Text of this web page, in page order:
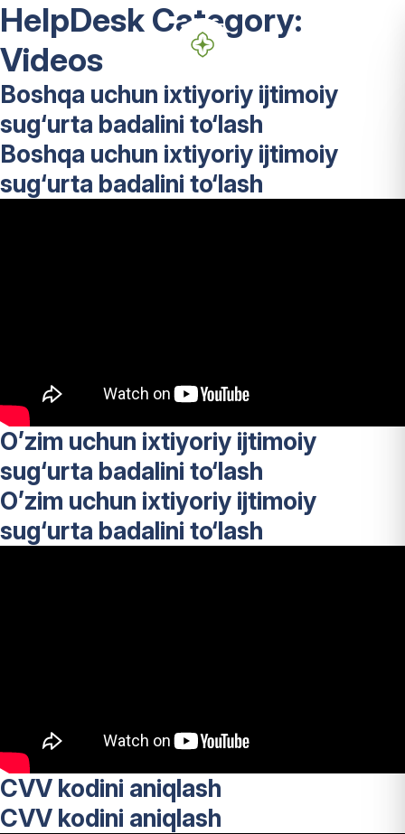
HelpDesk Category:
Videos
Boshqa uchun ixtiyoriy ijtimoiy
sug‘urta badalini to‘lash
Boshqa uchun ixtiyoriy ijtimoiy
sug‘urta badalini to‘lash
O’zim uchun ixtiyoriy ijtimoiy
sug‘urta badalini to‘lash
O’zim uchun ixtiyoriy ijtimoiy
sug‘urta badalini to‘lash
CVV kodini aniqlash
CVV kodini aniqlash